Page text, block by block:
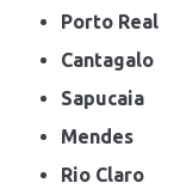
Porto Real
Cantagalo
Sapucaia
Mendes
Rio Claro